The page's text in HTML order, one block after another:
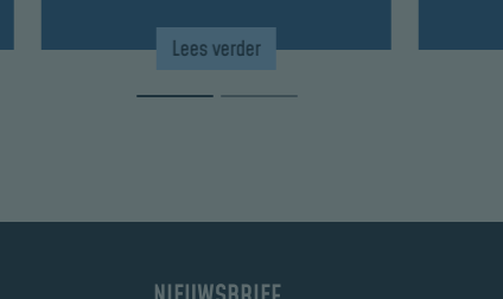
Lees verder